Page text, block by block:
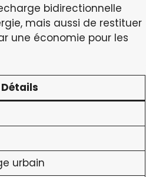
bidirectionnelle
mais aussi de restituer
une économie pour les
Détails
urbain